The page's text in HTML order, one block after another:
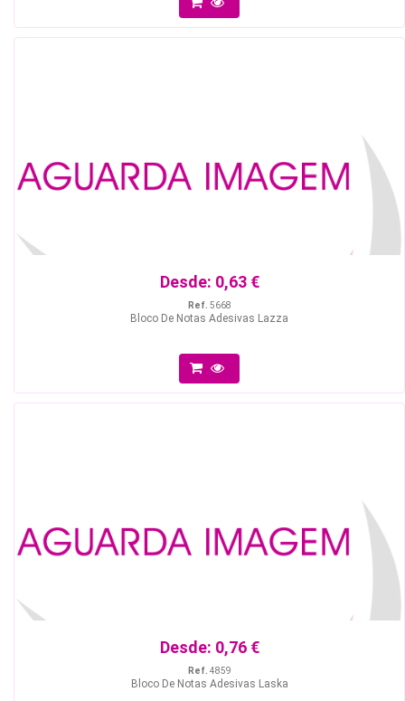
Desde: 0,63 €
Ref. 5668
Bloco De Notas Adesivas Lazza
Desde: 0,76 €
Ref. 4859
Bloco De Notas Adesivas Laska